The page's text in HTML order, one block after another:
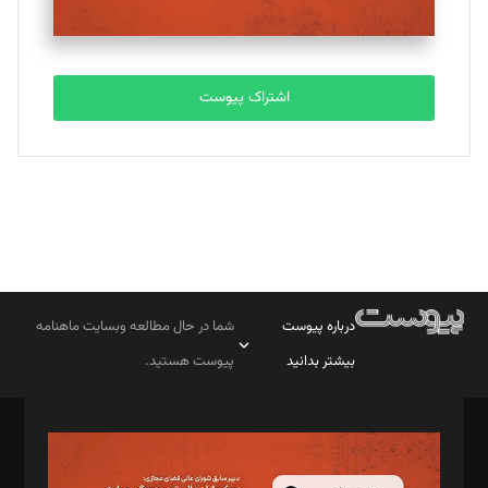
اشتراک پیوست
درباره پیوست
بیشتر بدانید
شما در حال مطالعه وبسایت ماهنامه
پیوست هستید.
مدیر مسئول: محمدباقر اثنی‌عشری
سردبیر: مهرک محمودی